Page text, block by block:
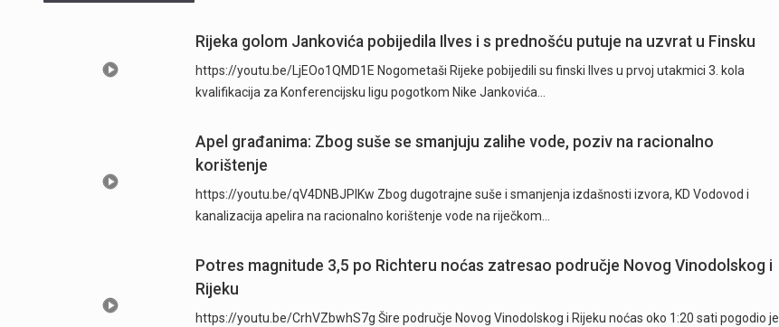
Rijeka golom Jankovića pobijedila Ilves i s prednošću putuje na uzvrat u Finsku
https://youtu.be/LjEOo1QMD1E Nogometaši Rijeke pobijedili su finski Ilves u prvoj utakmici 3. kola
kvalifikacija za Konferencijsku ligu pogotkom Nike Jankovića…
Apel građanima: Zbog suše se smanjuju zalihe vode, poziv na racionalno
korištenje
https://youtu.be/qV4DNBJPlKw Zbog dugotrajne suše i smanjenja izdašnosti izvora, KD Vodovod i
kanalizacija apelira na racionalno korištenje vode na riječkom…
Potres magnitude 3,5 po Richteru noćas zatresao područje Novog Vinodolskog i
Rijeku
https://youtu.be/CrhVZbwhS7g Šire područje Novog Vinodolskog i Rijeku noćas oko 1:20 sati pogodio je